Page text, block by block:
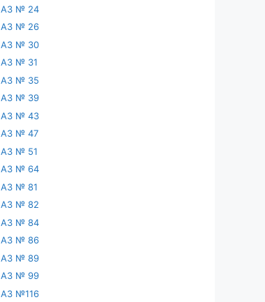
АЗ № 24
АЗ № 26
АЗ № 30
АЗ № 31
АЗ № 35
АЗ № 39
АЗ № 43
АЗ № 47
АЗ № 51
АЗ № 64
АЗ № 81
АЗ № 82
АЗ № 84
АЗ № 86
АЗ № 89
АЗ № 99
АЗ №116